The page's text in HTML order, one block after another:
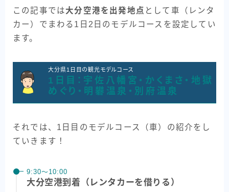
この記事では大分空港を出発地点 として車（レンタ
カー）でまわる1日2日のモデルコースを設定してい
ます。
大分県1日目の観光モデルコース
1日目：宇佐八幡宮・かくまさ・地獄
めぐり・明礬温泉・別府温泉
それでは、1日目のモデルコース（車）の紹介をし
ていきます！
9:30〜10:00
大分空港到着（レンタカーを借りる）